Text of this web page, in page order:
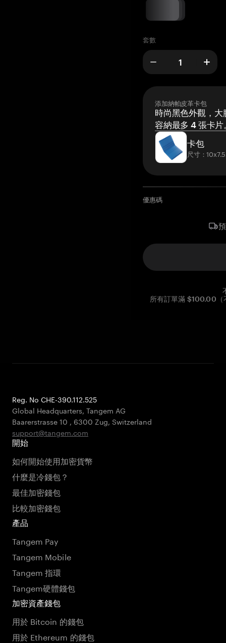
套數
添加納帕皮革卡包
時尚黑色外觀，大
容納最多 4 張卡片
卡包
尺寸：
優惠碼
所有訂單滿 $100.00（
Reg. No CHE-390.112.525
Global Headquarters, Tangem AG
Baarerstrasse 10 , 6300 Zug, Switzerland
support@tangem.com
開始
如何開始使用加密貨幣
什麼是冷錢包？
最佳加密錢包
比較加密錢包
產品
Tangem Pay
Tangem Mobile
Tangem 指環
Tangem硬體錢包
加密資產錢包
用於 Bitcoin 的錢包
用於 Ethereum 的錢包